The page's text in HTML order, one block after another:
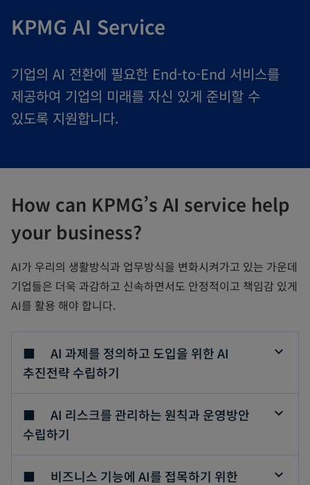
KPMG AI Service
기업의 AI 전환에 필요한 End-to-End 서비스를
제공하여 기업의 미래를 자신 있게 준비할 수
있도록 지원합니다.
How can KPMG’s AI service help
your business?
AI가 우리의 생활방식과 업무방식을 변화시켜가고 있는 가운데
기업들은 더욱 과감하고 신속하면서도 안정적이고 책임감 있게
AI를 활용 해야 합니다.
■ AI 과제를 정의하고 도입을 위한 AI
추진전략 수립하기
■ AI 리스크를 관리하는 원칙과 운영방안
수립하기
■ 비즈니스 기능에 AI를 접목하기 위한